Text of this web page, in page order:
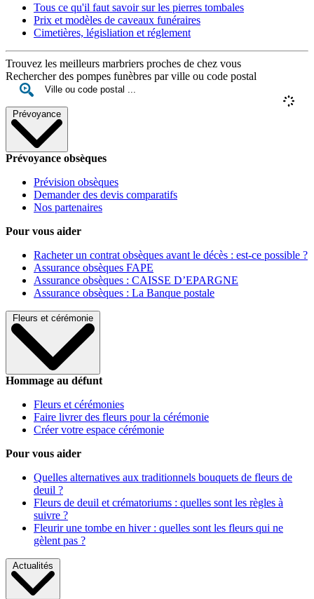
Tous ce qu'il faut savoir sur les pierres tombales
Prix et modèles de caveaux funéraires
Cimetières, législiation et réglement
Trouvez les meilleurs marbriers proches de chez vous
Rechercher des pompes funèbres par ville ou code postal
Prévoyance
Prévoyance obsèques
Prévision obsèques
Demander des devis comparatifs
Nos partenaires
Pour vous aider
Racheter un contrat obsèques avant le décès : est-ce possible ?
Assurance obsèques FAPE
Assurance obsèques : CAISSE D’EPARGNE
Assurance obsèques : La Banque postale
Fleurs et cérémonie
Hommage au défunt
Fleurs et cérémonies
Faire livrer des fleurs pour la cérémonie
Créer votre espace cérémonie
Pour vous aider
Quelles alternatives aux traditionnels bouquets de fleurs de
deuil ?
Fleurs de deuil et crématoriums : quelles sont les règles à
suivre ?
Fleurir une tombe en hiver : quelles sont les fleurs qui ne
gèlent pas ?
Actualités